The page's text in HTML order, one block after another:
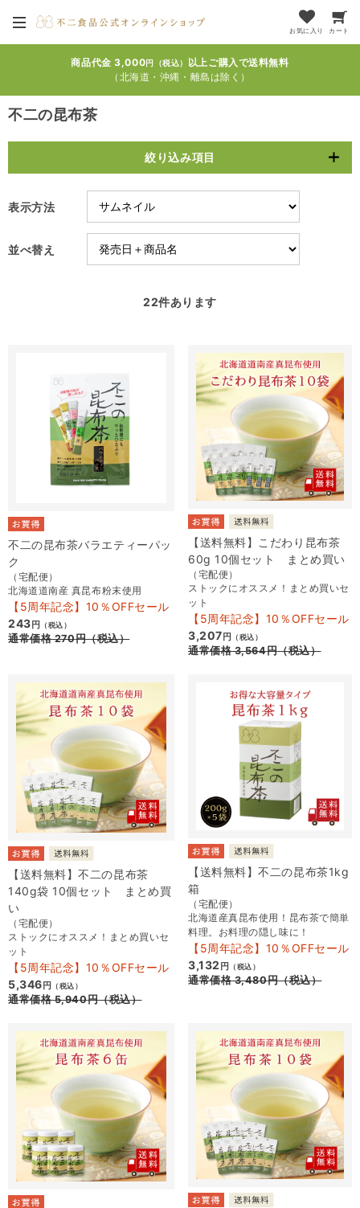
お気に入り カート
商品代金 3,000円（税込）
以上ご購入で送料無料
（北海道・沖縄・離島は除く）
不二の昆布茶
絞り込み項目
表示方法
並べ替え
22件あります
不二の昆布茶バラエティーパッ
ク
（宅配便）
北海道道南産 真昆布粉末使用
【5周年記念】10％OFFセール
243 円 （税込）
通常価格270円（税込）
【送料無料】こだわり昆布茶
60g 10個セット まとめ買い
（宅配便）
ストックにオススメ！まとめ買いセ
ット
【5周年記念】10％OFFセール
3,207 円 （税込）
通常価格3,564円（税込）
【送料無料】不二の昆布茶
140g袋 10個セット まとめ買
い
（宅配便）
ストックにオススメ！まとめ買いセ
ット
【5周年記念】10％OFFセール
5,346 円 （税込）
通常価格5,940円（税込）
【送料無料】不二の昆布茶1kg
箱
（宅配便）
北海道産真昆布使用！昆布茶で簡単
料理。お料理の隠し味に！
【5周年記念】10％OFFセール
3,132 円 （税込）
通常価格3,480円（税込）